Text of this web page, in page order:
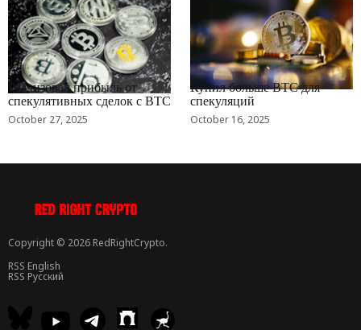
RRCNEWS_RU
Реализовал прибыль от
спекулятивных сделок с BTC
October 27, 2025
RRCNEWS_RU
Купил больше BTC для
спекуляций
October 16, 2025
Copyright © 2026 RedRightCrypto.
RSS English
RSS Русский